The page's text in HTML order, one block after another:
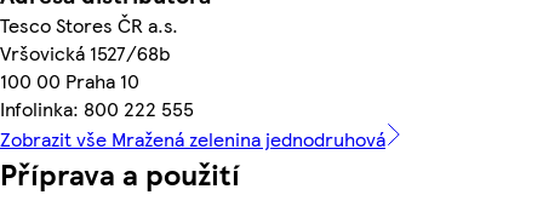
Tesco Stores ČR a.s.
Vršovická 1527/68b
100 00 Praha 10
Infolinka: 800 222 555
Zobrazit vše Mražená zelenina jednodruhová
Příprava a použití